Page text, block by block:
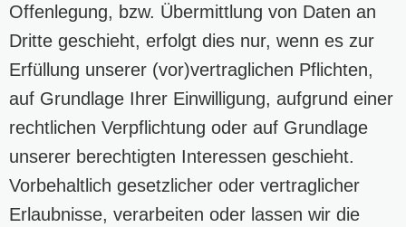
Offenlegung, bzw. Übermittlung von Daten an
Dritte geschieht, erfolgt dies nur, wenn es zur
Erfüllung unserer (vor)vertraglichen Pflichten,
auf Grundlage Ihrer Einwilligung, aufgrund einer
rechtlichen Verpflichtung oder auf Grundlage
unserer berechtigten Interessen geschieht.
Vorbehaltlich gesetzlicher oder vertraglicher
Erlaubnisse, verarbeiten oder lassen wir die